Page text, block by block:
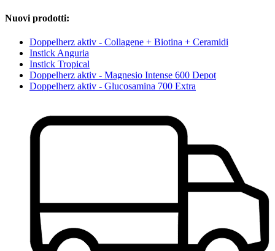
Nuovi prodotti:
Doppelherz aktiv - Collagene + Biotina + Ceramidi
Instick Anguria
Instick Tropical
Doppelherz aktiv - Magnesio Intense 600 Depot
Doppelherz aktiv - Glucosamina 700 Extra